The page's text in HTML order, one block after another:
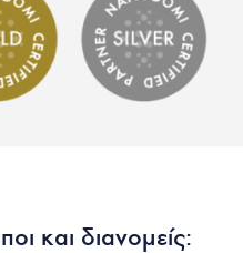
και διανομείς: